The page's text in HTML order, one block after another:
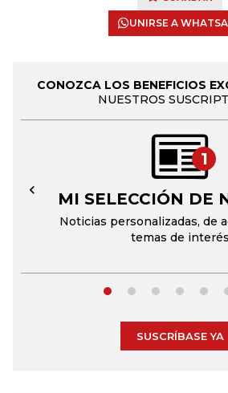
UNIRSE A
CONOZCA LOS BENEFICIOS
NUESTROS
1
MI SELECCIÓN DE
Noticias personalizadas, de
temas de interés
←
SUSCRÍBASE YA